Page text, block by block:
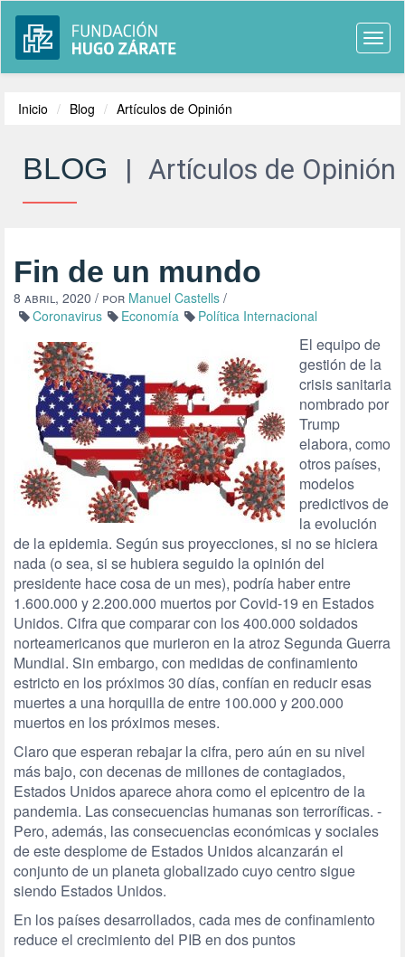
Inicio Blog Artículos de Opinión
BLOG | Artículos de Opinión
Fin de un mundo
8 abril, 2020 / por Manuel Castells /
Coronavirus
Economía Política Internacional
El equipo de
gestión de la
crisis ­sanitaria
nombrado por
Trump
elabora, como
otros países,
modelos
predictivos de
la evolución
de la epidemia. Según sus proyecciones, si no se hiciera
nada (o sea, si se hubiera seguido la opinión del
presidente hace cosa de un mes), podría haber entre
1.600.000 y 2.200.000 muertos por Covid-19 en Estados
Unidos. Cifra que comparar con los 400.000 soldados
norteamericanos que murieron en la atroz Segunda Guerra
Mundial. Sin embargo, con medidas de confinamiento
estricto en los próximos 30 días, confían en reducir esas
muertes a una horquilla de entre 100.000 y 200.000
muertos en los próximos meses.
Claro que esperan rebajar la cifra, pero aún en su nivel
más bajo, con decenas de millones de contagiados,
Estados Unidos aparece ­ahora como el epicentro de la
pandemia. Las consecuencias humanas son terroríficas. ­
Pero, además, las consecuencias económicas y sociales
de este desplome de Estados Unidos alcanzarán el
conjunto de un planeta ­globalizado cuyo centro sigue
siendo Estados Unidos.
En los países desarrollados, cada mes de confinamiento
reduce el crecimiento del PIB en dos puntos